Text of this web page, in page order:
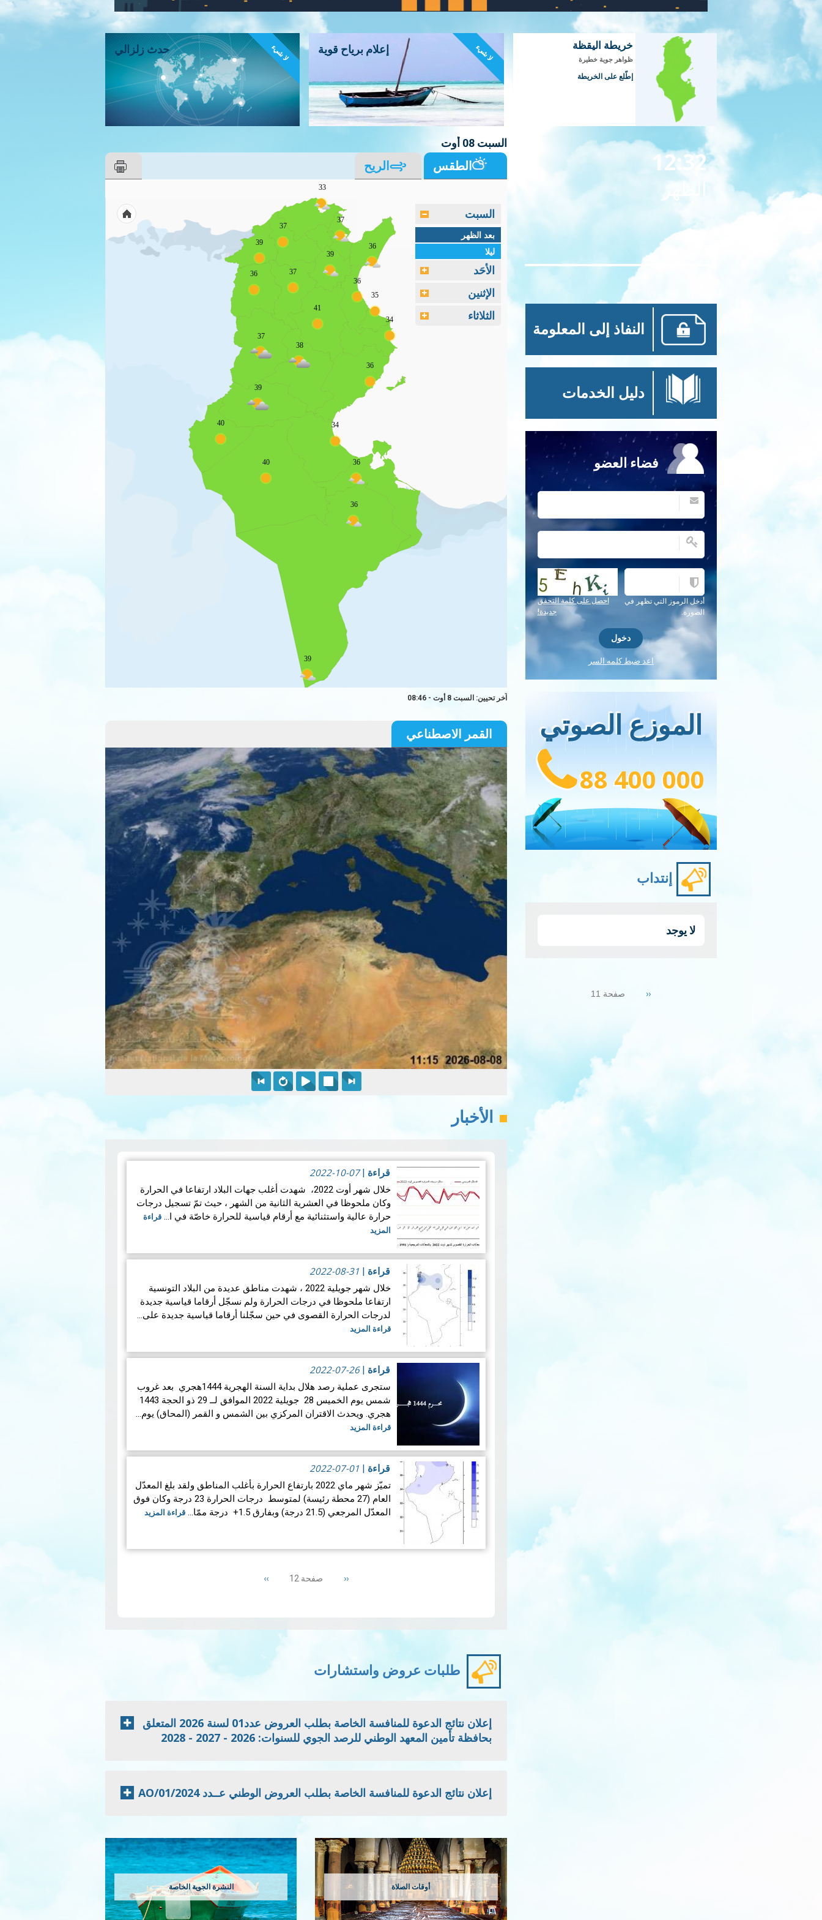
خريطة اليقظة
ظواهر جوية خطيرة
إطّلع على الخريطة
إعلام برياح قوية لا شيء حدث زلزالي لا شيء
السبت 08 أوت
الطقس الريح
37
33
36
39
37
37
39
36
41
36
35
34
37
38
36
34
39
40
40 36
36
39
السبت
بعد الظهر
ليلا
الأحَد
الإثنين
الثلاثاء
آخر تحيين: السبت 8 أوت - 08:46
القمر الاصطناعي
الأخبار
قراءة |
2022-10-07
خلال شهر أوت 2022، شهدت أغلب جهات البلاد ارتفاعا في الحرارة
وكان ملحوظا في العشرية الثانية من الشهر ، حيث تمّ تسجيل درجات
حرارة عالية واستثنائية مع أرقام قياسية للحرارة خاصّة في ا…قراءة
المزيد
قراءة |
2022-08-31
خلال شهر جويلية 2022 ، شهدت مناطق عديدة من البلاد التونسية
ارتفاعا ملحوظا في درجات الحرارة ولم نسجّل أرقاما قياسية جديدة
لدرجات الحرارة القصوى في حين سجّلنا أرقاما قياسية جديدة على…
قراءة المزيد
قراءة |
2022-07-26
ستجرى عملية رصد هلال بداية السنة الهجرية 1444هجري بعد غروب
شمس يوم الخميس 28 جويلية 2022 الموافق لــ 29 ذو الحجة 1443
هجري. ويحدث الاقتران المركزي بين الشمس و القمر (المحاق) يوم…
قراءة المزيد
قراءة |
2022-07-01
تميّز شهر ماي 2022 بارتفاع الحرارة بأغلب المناطق ولقد بلغ المعدّل
العام (27 محطة رئيسة) لمتوسط ​​درجات الحرارة 23 درجة وكان فوق
المعدّل المرجعي (21.5 درجة) وبفارق 1.5+ درجة ممّا…
قراءة المزيد
Previous
‹‹ صفحة 12 Next
››
طلبات عروض واستشارات
إعلان نتائج الدعوة للمنافسة الخاصة بطلب العروض عدد01 لسنة 2026 المتعلق
بحافظة تأمين المعهد الوطني للرصد الجوي للسنوات: 2026 - 2027 - 2028
إعلان نتائج الدعوة للمنافسة الخاصة بطلب العروض الوطني عــدد 2024/AO/01
النشرة الجوية الخاصة أوقات الصلاة
12:32
الظهر
النفاذ إلى المعلومة
دليل الخدمات
فضاء العضو
أدخل الرموز التي تظهر في
الصورة.
احصل على كلمة التحقق
جديدة!
اعد ضبط كلمه السر
الموزع الصوتي
88 400 000
إنتداب
لا يوجد
Previous
‹‹ صفحة 11